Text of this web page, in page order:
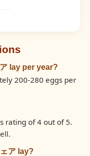
lay per year?
200-280 eggs per
rating of 4 out of 5.
ア lay?